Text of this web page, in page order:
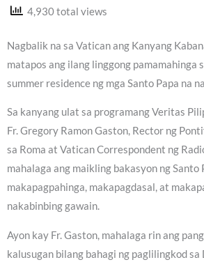
4,930 total views
Nagbalik na sa Vatican ang Kanyang
matapos ang ilang linggong pamamahinga
summer residence ng mga Santo Papa na
Sa kanyang ulat sa programang Veritas
Fr. Gregory Ramon Gaston, Rector ng
sa Roma at Vatican Correspondent ng
mahalaga ang maikling bakasyon ng Santo
makapagpahinga, makapagdasal, at
nakabinbing gawain.
Ayon kay Fr. Gaston, mahalaga rin ang
kalusugan bilang bahagi ng paglilingkod sa